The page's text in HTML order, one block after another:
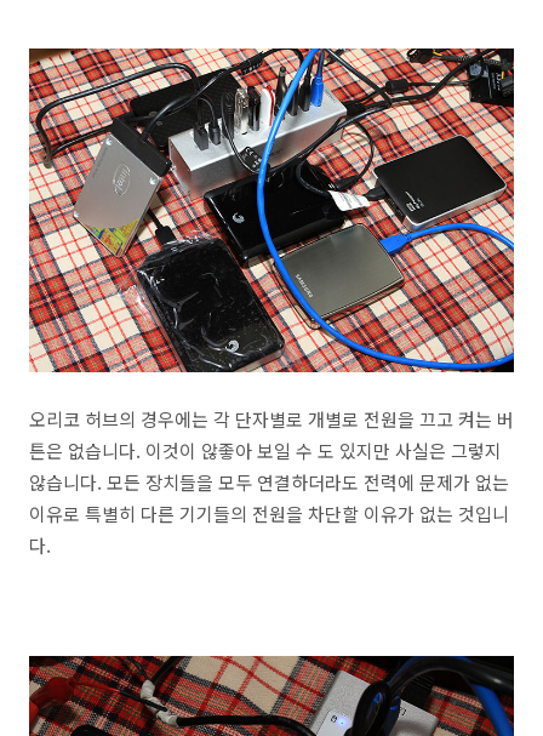
오리코 허브의 경우에는 각 단자별로 개별로 전원을 끄고 켜는 버
튼은 없습니다. 이것이 않좋아 보일 수 도 있지만 사실은 그렇지
않습니다. 모든 장치들을 모두 연결하더라도 전력에 문제가 없는
이유로 특별히 다른 기기들의 전원을 차단할 이유가 없는 것입니
다.